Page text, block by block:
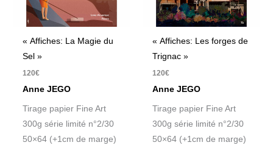
« Affiches: La Magie du
Sel »
120€
Anne JEGO
Tirage papier Fine Art
300g série limité n°2/30
50×64 (+1cm de marge)
« Affiches: Les forges de
Trignac »
120€
Anne JEGO
Tirage papier Fine Art
300g série limité n°2/30
50×64 (+1cm de marge)